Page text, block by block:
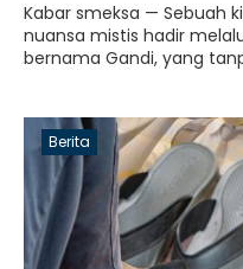
Kabar smeksa — Sebuah
nuansa mistis hadir
bernama Gandi, yang
Berita